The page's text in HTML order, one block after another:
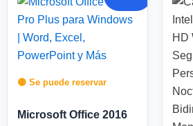
🟡 Se puede reservar
Microsoft Office 2016
precio
original
era:
$ 80.000.
precio
actual
$ 35.000.